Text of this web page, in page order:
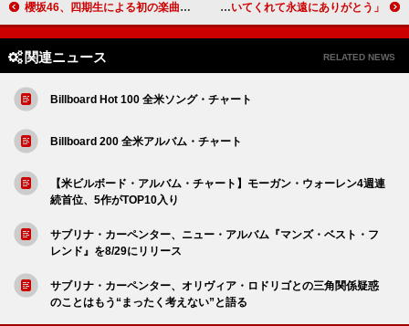
櫻坂46、四期生による初の楽曲「死んだふり」MV公開 サブリナ・カーペンター、自身初の米ビルボード“Hot 100”首位デビューに感謝「聴いてくれて永遠にありがとう」
関連ニュース RELATED NEWS
Billboard Hot 100 全米ソング・チャート
Billboard 200 全米アルバム・チャート
【米ビルボード・アルバム・チャート】モーガン・ウォーレン4週連
続首位、5作がTOP10入り
サブリナ・カーペンター、ニュー・アルバム『マンズ・ベスト・フ
レンド』を8/29にリリース
サブリナ・カーペンター、オリヴィア・ロドリゴとの三角関係疑惑
のことはもう“まったく考えない”と語る